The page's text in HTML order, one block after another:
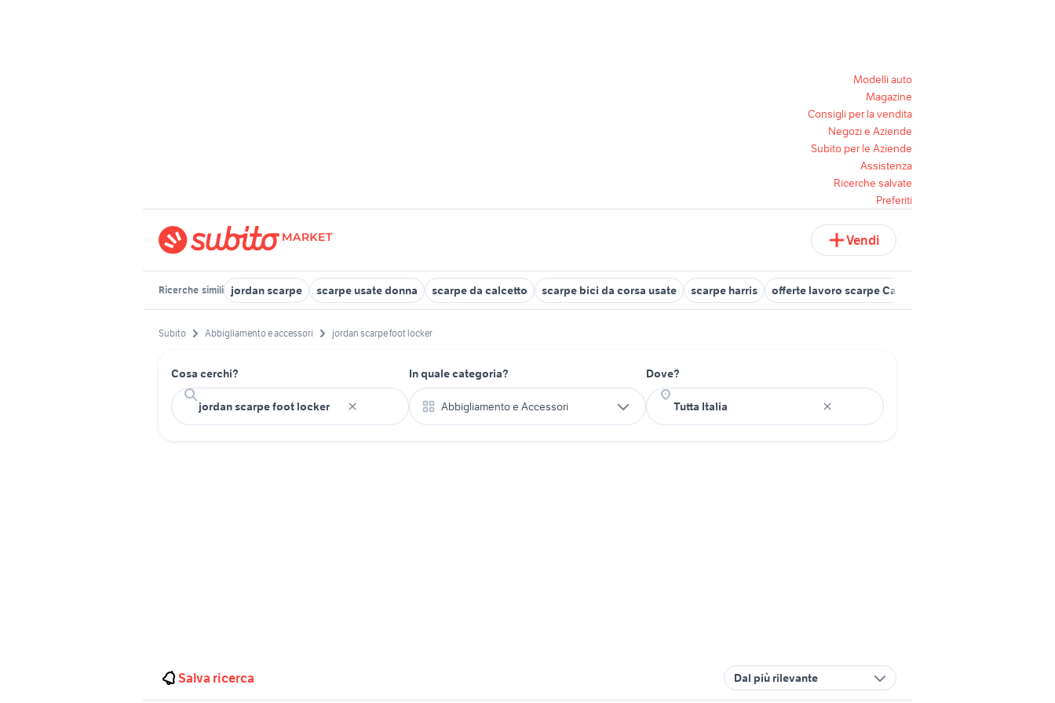
Modelli auto
Magazine
Consigli per la vendita
Negozi e Aziende
Subito per le Aziende
Assistenza
Ricerche salvate
Preferiti
Vendi
Ricerche simili jordan scarpe scarpe usate donna scarpe da calcetto scarpe bici da corsa usate scarpe harris offerte lavoro scarpe Campania
Subito Abbigliamento e accessori jordan scarpe foot locker
Cosa cerchi? In quale categoria?
Abbigliamento e Accessori
Dove?
Salva ricerca Dal più rilevante